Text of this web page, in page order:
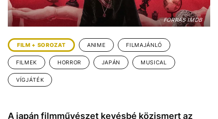
FORRÁS IMDB
FILM + SOROZAT ANIME FILMAJÁNLÓ
FILMEK HORROR JAPÁN MUSICAL
VÍGJÁTÉK
A japán filmművészet kevésbé közismert az